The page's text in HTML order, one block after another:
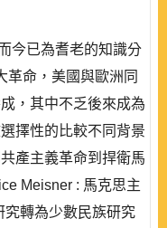
今已為耆老的知識分
革命，美國與歐洲同
，其中不乏後來成為
擇性的比較不同背景
產主義革命到捍衛馬
Meisner : 馬克思主
究轉為少數民族研究